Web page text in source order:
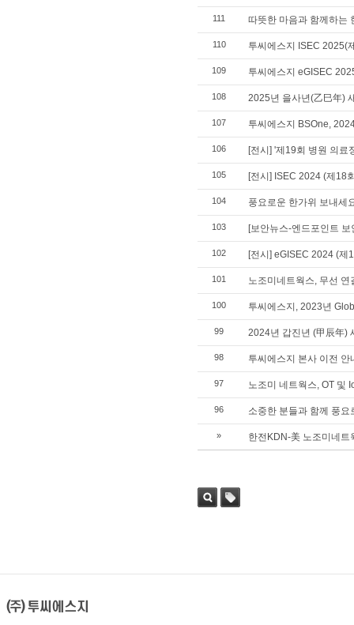
111 따뜻한 마음과 함께하는
110 투씨에스지 ISEC 2025(
109 투씨에스지 eGISEC
108 2025년 을사년(乙巳年)
107 투씨에스지 BSOne,
106 [전시] '제19회 병원 의료
105 [전시] ISEC 2024 (제18
104 풍요로운 한가위 보내세
103 [보안뉴스-엔드포인트
102 [전시] eGISEC 2024 (제
101 노조미네트웍스, 무선 연
100 투씨에스지, 2023년
99 2024년 갑진년 (甲辰年)
98 투씨에스지 본사 이전 안
97 노조미 네트웍스, OT 및
96 소중한 분들과 함께 풍
» 한전KDN-美 노조미네트